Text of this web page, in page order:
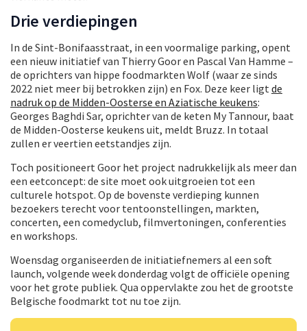
Drie verdiepingen
In de Sint-Bonifaasstraat, in een voormalige parking, opent
een nieuw initiatief van Thierry Goor en Pascal Van Hamme –
de oprichters van hippe foodmarkten Wolf (waar ze sinds
2022 niet meer bij betrokken zijn) en Fox. Deze keer ligtde
nadruk op de Midden-Oosterse en Aziatische keukens:
Georges Baghdi Sar, oprichter van de keten My Tannour, baat
de Midden-Oosterse keukens uit, meldt Bruzz. In totaal
zullen er veertien eetstandjes zijn.
Toch positioneert Goor het project nadrukkelijk als meer dan
een eetconcept: de site moet ook uitgroeien tot een
culturele hotspot. Op de bovenste verdieping kunnen
bezoekers terecht voor tentoonstellingen, markten,
concerten, een comedyclub, filmvertoningen, conferenties
en workshops.
Woensdag organiseerden de initiatiefnemers al een soft
launch, volgende week donderdag volgt de officiële opening
voor het grote publiek. Qua oppervlakte zou het de grootste
Belgische foodmarkt tot nu toe zijn.